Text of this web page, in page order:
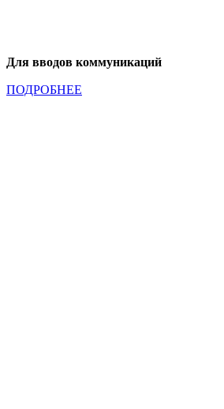
Для вводов коммуникаций
ПОДРОБНЕЕ